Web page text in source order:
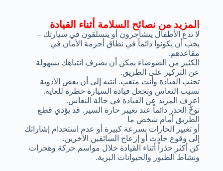
المزيد من نصائح السلامة أثناء القيادة
لا تدع الأطفال يتشاجرون أو يتسلقون في سيارتك –
يجب أن يكونوا دائماً في نطاق أحزمة الأمان في
مقاعدهم.
الكثير من الضوضاء يمكن أن يصرف انتباهك بسهولة
عن التركيز على الطريق.
تجنب القيادة وأنت متعب. انتبه إلى أن بعض الأدوية
تسبب النعاس وتجعل قيادة السيارة خطرة للغاية.
اعرف المزيد عن القيادة في حالة النعاس.
توخَّ الحذر دائماً عند تغيير حارة السير. قد يؤدي قطع
الطريق أمام شخص ما
أو تغيير الحارات بسرعة كبيرة أو عدم استخدام إشاراتك
إلى وقوع حادث أو إزعاج السائقين الآخرين.
كن أكثر حذراً أثناء القيادة خلال مواسم حركة وهجرات
ونشاط الطيور والحيوانات البرية.